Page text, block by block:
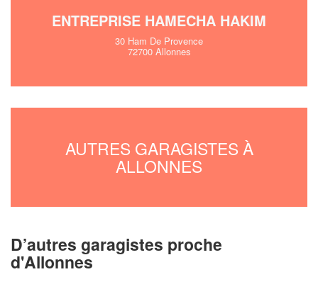
ENTREPRISE HAMECHA HAKIM
30 Ham De Provence
72700 Allonnes
AUTRES GARAGISTES À
ALLONNES
D’autres garagistes proche
d'Allonnes